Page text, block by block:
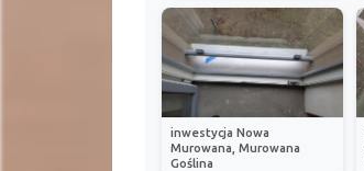
inwestycja Nowa
Murowana, Murowana
Goślina